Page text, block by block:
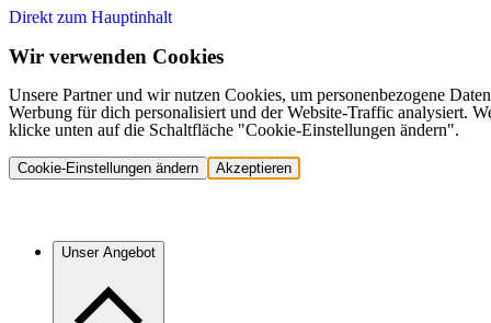
Direkt zum Hauptinhalt
Wir verwenden Cookies
Unsere Partner und wir nutzen Cookies, um personenbezogene
Werbung für dich personalisiert und der Website-Traffic analysiert.
klicke unten auf die Schaltfläche "Cookie-Einstellungen ändern".
Cookie-Einstellungen ändern Akzeptieren
Unser Angebot